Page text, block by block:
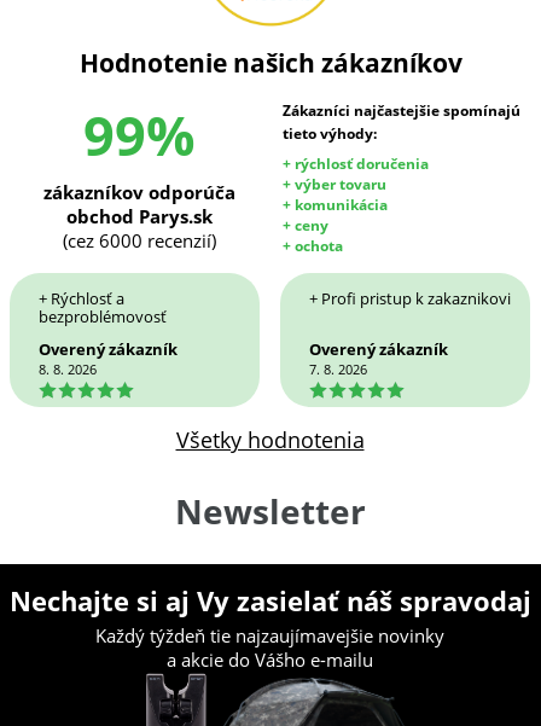
Hodnotenie našich zákazníkov
99%
Zákazníci najčastejšie spomínajú
tieto výhody:
+ rýchlosť doručenia
+ výber tovaru
+ komunikácia
+ ceny
+ ochota
zákazníkov odporúča
obchod Parys.sk
(cez 6000 recenzií)
+ Rýchlosť a
bezproblémovosť
Overený zákazník
8. 8. 2026
5
+ Profi pristup k zakaznikovi
Overený zákazník
7. 8. 2026
5
Všetky hodnotenia
Newsletter
Nechajte si aj Vy zasielať náš spravodaj
Každý týždeň tie najzaujímavejšie novinky
a akcie do Vášho e-mailu